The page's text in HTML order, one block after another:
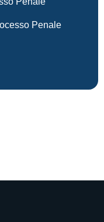
Penale